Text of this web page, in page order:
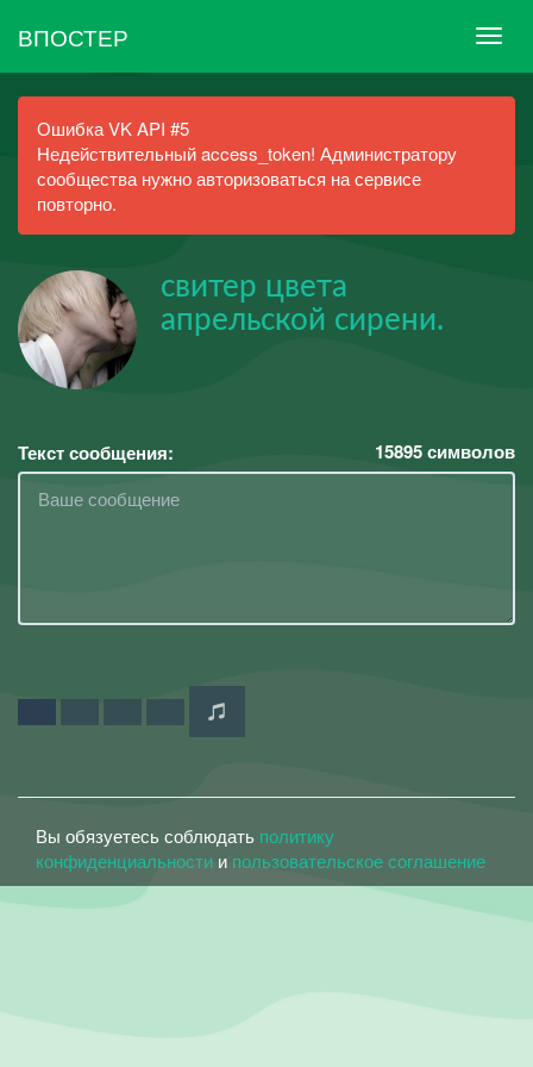
ВПОСТЕР
Ошибка VK API #5
Недействительный access_token! Администратору
сообщества нужно авторизоваться на сервисе
повторно.
свитер цвета
апрельской сирени.
Текст сообщения: 15895символов
Вы обязуетесь соблюдать политику
конфиденциальности и пользовательское соглашение